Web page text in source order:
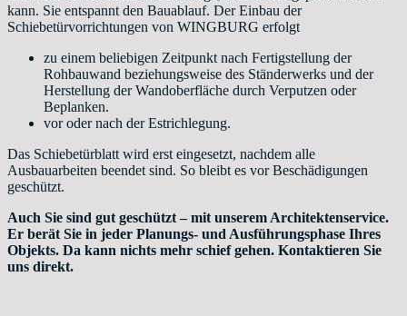
kann. Sie entspannt den Bauablauf. Der Einbau der
Schiebetürvorrichtungen von WINGBURG erfolgt
zu einem beliebigen Zeitpunkt nach Fertigstellung der
Rohbauwand beziehungsweise des Ständerwerks und der
Herstellung der Wandoberfläche durch Verputzen oder
Beplanken.
vor oder nach der Estrichlegung.
Das Schiebetürblatt wird erst eingesetzt, nachdem alle
Ausbauarbeiten beendet sind. So bleibt es vor Beschädigungen
geschützt.
Auch Sie sind gut geschützt – mit unserem Architektenservice.
Er berät Sie in jeder Planungs- und Ausführungsphase Ihres
Objekts. Da kann nichts mehr schief gehen. Kontaktieren Sie
uns direkt.